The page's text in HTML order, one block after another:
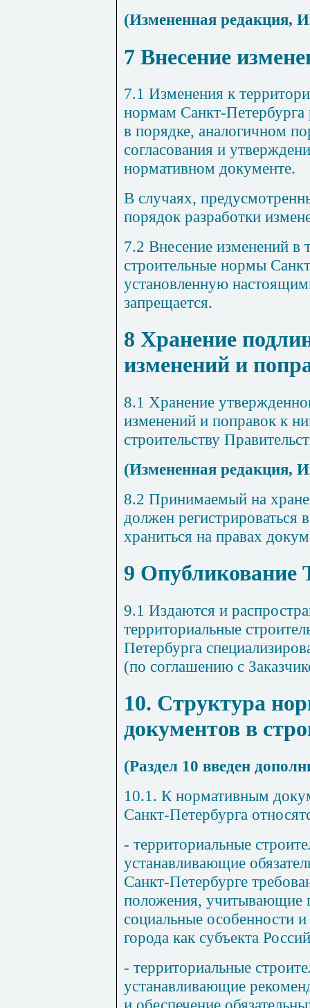
(Измененная редакция,
7 Внесение
7.1 Изменения к
нормам Санкт-
в порядке, аналогичном
согласования и
нормативном документе.
В случаях,
порядок разработки
7.2 Внесение изменений в
строительные нормы
установленную
запрещается.
8 Хранение
изменений и
8.1 Хранение
изменений и поправок к
строительству
(Измененная редакция,
8.2 Принимаемый на
должен регистрироваться
храниться на правах
9
9.1 Издаются и
территориальные
Петербурга
(по соглашению с
10. Структура
документов в
(Раздел 10 введен
10.1. К нормативным
Санкт-Петербурга
- территориальные
устанавливающие
Санкт-Петербурге
положения, учитывающие
социальные особенности
города как субъекта
- территориальные
устанавливающие
и обеспечение